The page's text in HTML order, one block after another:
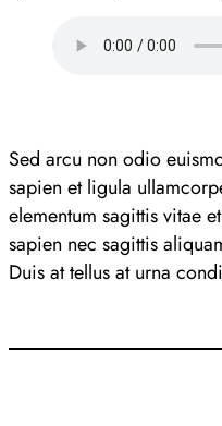
Sed arcu non odio
sapien et ligula
elementum sagittis vitae
sapien nec sagittis
Duis at tellus at urna